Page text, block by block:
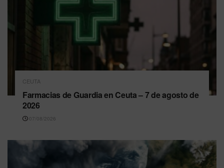
CEUTA
Farmacias de Guardia en Ceuta – 7 de agosto de
2026
07/08/2026